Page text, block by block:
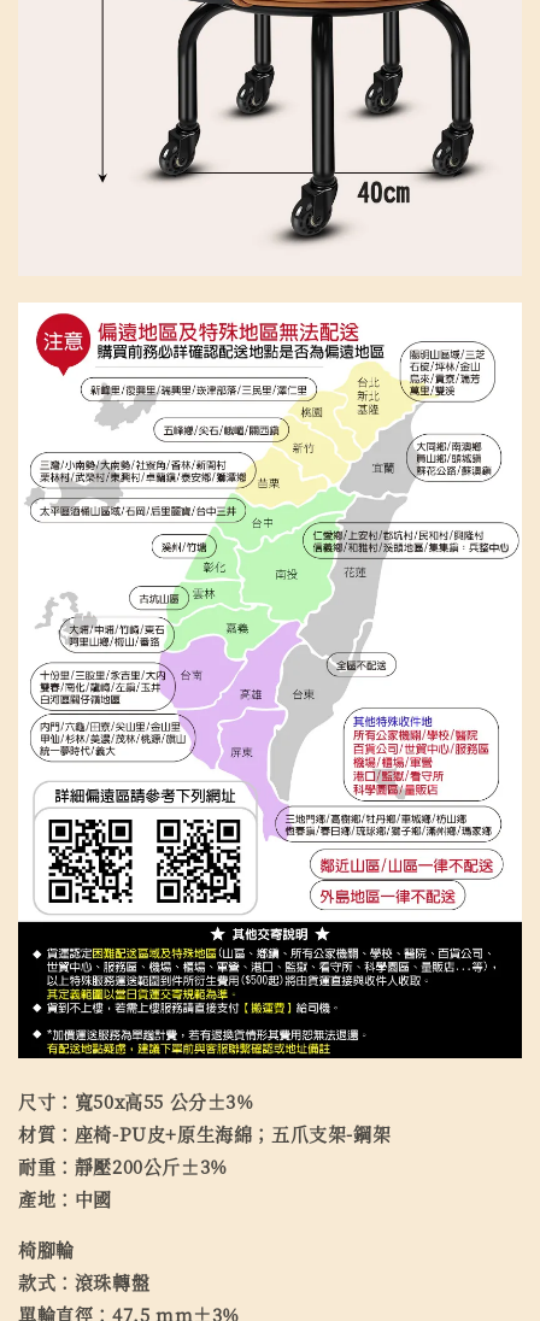
尺寸：寬50x高55 公分±3%
材質：座椅-PU皮+原生海綿；五爪支架-鋼架
耐重：靜壓200公斤±3%
產地：中國
椅腳輪
款式：滾珠轉盤
單輪直徑：47.5 mm±3%